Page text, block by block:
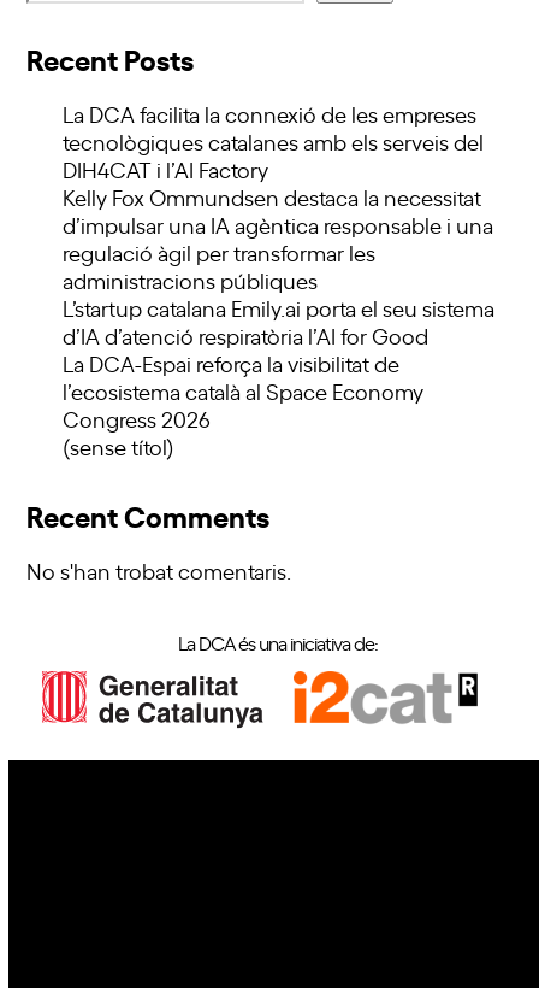
Recent Posts
La DCA facilita la connexió de les empreses
tecnològiques catalanes amb els serveis del
DIH4CAT i l’AI Factory
Kelly Fox Ommundsen destaca la necessitat
d’impulsar una IA agèntica responsable i una
regulació àgil per transformar les
administracions públiques
L’startup catalana Emily.ai porta el seu sistema
d’IA d’atenció respiratòria l’AI for Good
La DCA-Espai reforça la visibilitat de
l’ecosistema català al Space Economy
Congress 2026
(sense títol)
Recent Comments
No s'han trobat comentaris.
La DCA és una iniciativa de: